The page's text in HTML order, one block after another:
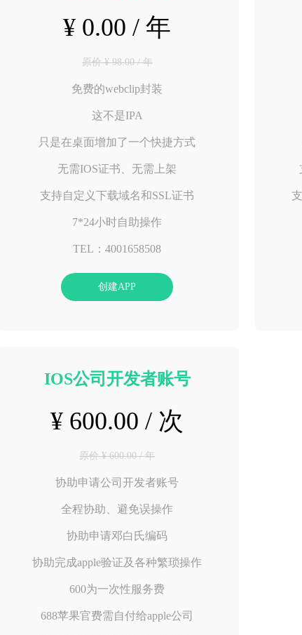
¥ 0.00 / 年
原价 ¥ 98.00 / 年
免费的webclip封装
这不是IPA
只是在桌面增加了一个快捷方式
无需IOS证书、无需上架
支持自定义下载域名和SSL证书
7*24小时自助操作
TEL：4001658508
创建APP
IOS公司开发者账号
¥ 600.00 / 次
原价 ¥ 600.00 / 年
协助申请公司开发者账号
全程协助、避免误操作
协助申请邓白氏编码
协助完成apple验证及各种繁琐操作
600为一次性服务费
688苹果官费需自付给apple公司